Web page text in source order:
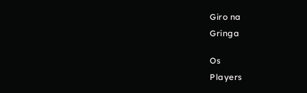
Giro na
Gringa
Os
Players